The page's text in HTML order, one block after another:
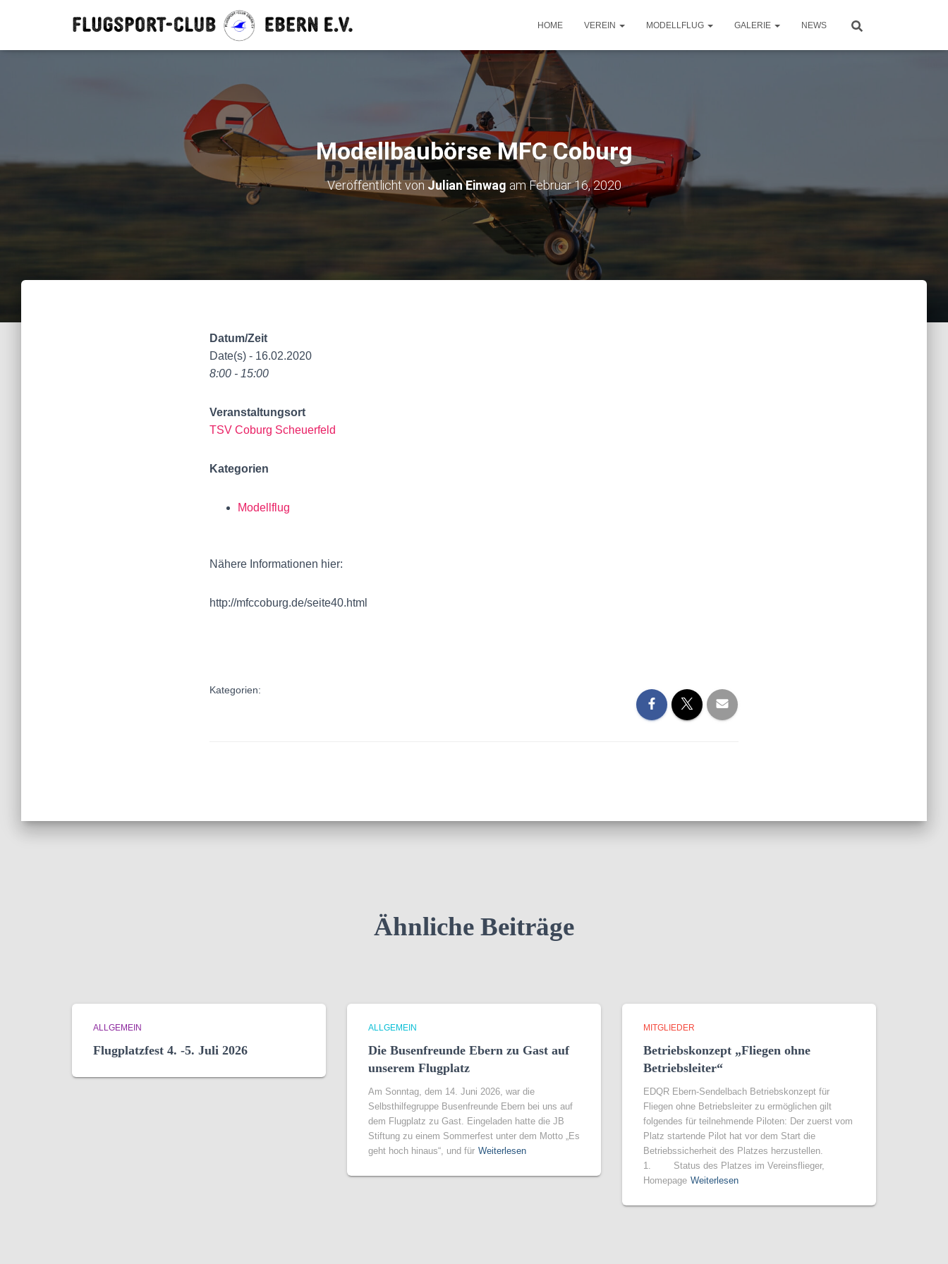
HOME VEREIN MODELLFLUG GALERIE NEWS
Modellbaubörse MFC Coburg
Veröffentlicht vonJulian Einwag am Februar 16, 2020
Datum/Zeit
Date(s) - 16.02.2020
8:00 - 15:00
Veranstaltungsort
TSV Coburg Scheuerfeld
Kategorien
Modellflug
Nähere Informationen hier:
http://mfccoburg.de/seite40.html
Kategorien:
Ähnliche Beiträge
ALLGEMEIN
Flugplatzfest 4. -5. Juli 2026
ALLGEMEIN
Die Busenfreunde Ebern zu Gast auf
unserem Flugplatz
Am Sonntag, dem 14. Juni 2026, war die
Selbsthilfegruppe Busenfreunde Ebern bei uns auf
dem Flugplatz zu Gast. Eingeladen hatte die JB
Stiftung zu einem Sommerfest unter dem Motto „Es
geht hoch hinaus“, und für Weiterlesen
MITGLIEDER
Betriebskonzept „Fliegen ohne
Betriebsleiter“
EDQR Ebern-Sendelbach Betriebskonzept für
Fliegen ohne Betriebsleiter zu ermöglichen gilt
folgendes für teilnehmende Piloten: Der zuerst vom
Platz startende Pilot hat vor dem Start die
Betriebssicherheit des Platzes herzustellen.
1. Status des Platzes im Vereinsflieger,
Homepage Weiterlesen